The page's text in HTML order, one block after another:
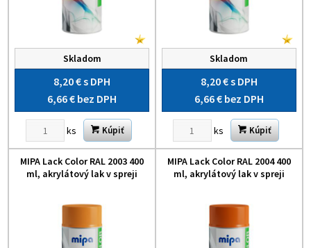
Skladom
8,20 €s DPH
6,66 € bez DPH
ks Kúpiť
Skladom
8,20 €s DPH
6,66 € bez DPH
ks Kúpiť
MIPA Lack Color RAL 2003 400
ml, akrylátový lak v spreji
MIPA Lack Color RAL 2004 400
ml, akrylátový lak v spreji